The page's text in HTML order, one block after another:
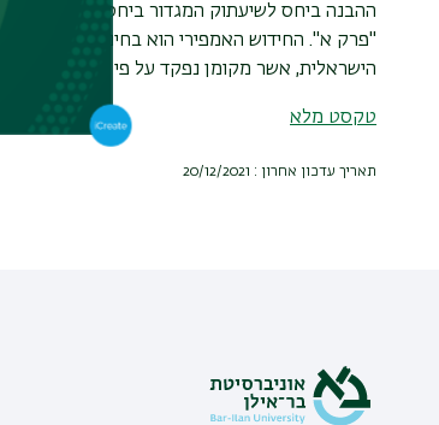
ההבנה ביחס לשיעתוק המגדור ביחסי הכוח הזוגיים
"פרק א". החידוש האמפירי הוא בחינת קבוצת
הישראלית, אשר מקומן נפקד על פי רוב מדיונים
טקסט מלא
תאריך עדכון אחרון : 20/12/2021